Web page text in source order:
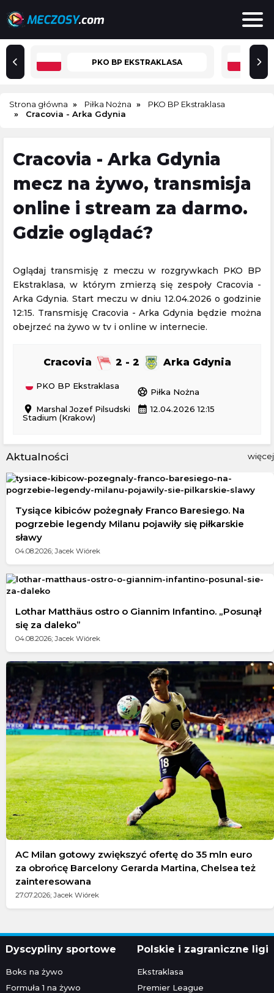
PKO BP EKSTRAKLASA
Strona główna Piłka Nożna
PKO BP Ekstraklasa
Cracovia - Arka Gdynia
Cracovia - Arka Gdynia
mecz na żywo, transmisja
online i stream za darmo.
Gdzie oglądać?
Oglądaj transmisję z meczu w rozgrywkach PKO BP
Ekstraklasa, w którym zmierzą się zespoły Cracovia -
Arka Gdynia. Start meczu w dniu 12.04.2026 o godzinie
12:15. Transmisję Cracovia - Arka Gdynia będzie można
obejrzeć na żywo w tv i online w internecie.
Cracovia 2 - 2 Arka Gdynia
PKO BP Ekstraklasa
sports_soccer Piłka Nożna
location_on Marshal Jozef Pilsudski
Stadium (Krakow)
calendar_month 12.04.2026 12:15
Aktualności więcej
Tysiące kibiców pożegnały Franco Baresiego. Na
pogrzebie legendy Milanu pojawiły się piłkarskie
sławy
04.08.2026; Jacek Wiórek
Lothar Matthäus ostro o Giannim Infantino. „Posunął
się za daleko”
04.08.2026; Jacek Wiórek
AC Milan gotowy zwiększyć ofertę do 35 mln euro
za obrońcę Barcelony Gerarda Martina, Chelsea też
zainteresowana
27.07.2026; Jacek Wiórek
Dyscypliny sportowe
Boks na żywo
Formuła 1 na żywo
Polskie i zagraniczne ligi
Ekstraklasa
Premier League